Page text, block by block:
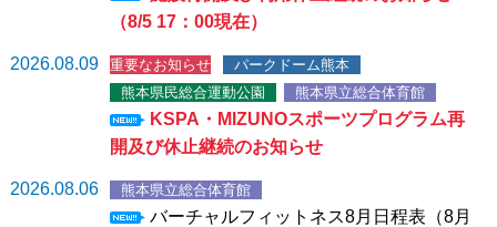
（8/5 17：00現在）
2026.08.09 重要なお知らせ
パークドーム熊本
熊本県民総合運動公園
熊本県立総合体育館
KSPA・MIZUNOスポーツプログラム再
開及び休止継続のお知らせ
2026.08.06 熊本県立総合体育館
バーチャルフィットネス8月日程表（8月